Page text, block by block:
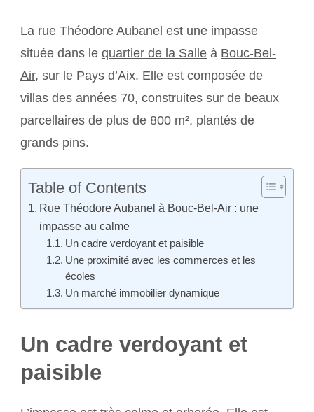
La rue Théodore Aubanel est une impasse
située dans le quartier de la Salle à Bouc-Bel-
Air, sur le Pays d’Aix. Elle est composée de
villas des années 70, construites sur de beaux
parcellaires de plus de 800 m², plantés de
grands pins.
Table of Contents
Rue Théodore Aubanel à Bouc-Bel-Air : une
impasse au calme
Un cadre verdoyant et paisible
Une proximité avec les commerces et les
écoles
Un marché immobilier dynamique
Un cadre verdoyant et
paisible